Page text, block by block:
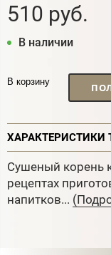
510 руб.
В наличии
В корзину
ХАРАКТЕРИСТИКИ
Сушеный корень
рецептах
напитков...